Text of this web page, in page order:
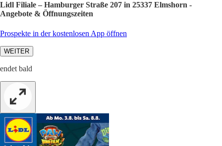
Lidl Filiale – Hamburger Straße 207 in 25337 Elmshorn -
Angebote & Öffnungszeiten
Prospekte in der kostenlosen App öffnen
WEITER
endet bald